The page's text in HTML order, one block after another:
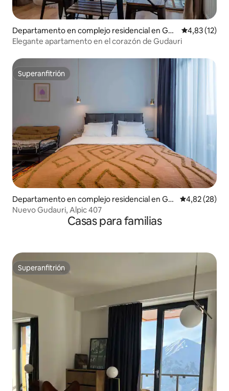
Departamento en complejo residencial en Gud
auri
Calificación
4,83 (12)
Elegante apartamento en el corazón de Gudauri
Superanfitrión
Superanfitrión
Departamento en complejo residencial en Gu
dauri
Calificación
4,82 (28)
Nuevo Gudauri, Alpic 407
Casas para familias
Superanfitrión
Superanfitrión